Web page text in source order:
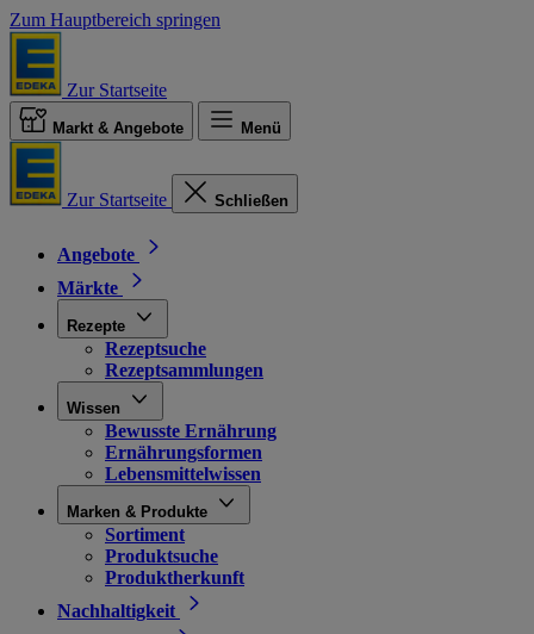
Zum Hauptbereich springen
Zur Startseite
Markt & Angebote Menü
Zur Startseite Schließen
Angebote
Märkte
Rezepte
Rezeptsuche
Rezeptsammlungen
Wissen
Bewusste Ernährung
Ernährungsformen
Lebensmittelwissen
Marken & Produkte
Sortiment
Produktsuche
Produktherkunft
Nachhaltigkeit